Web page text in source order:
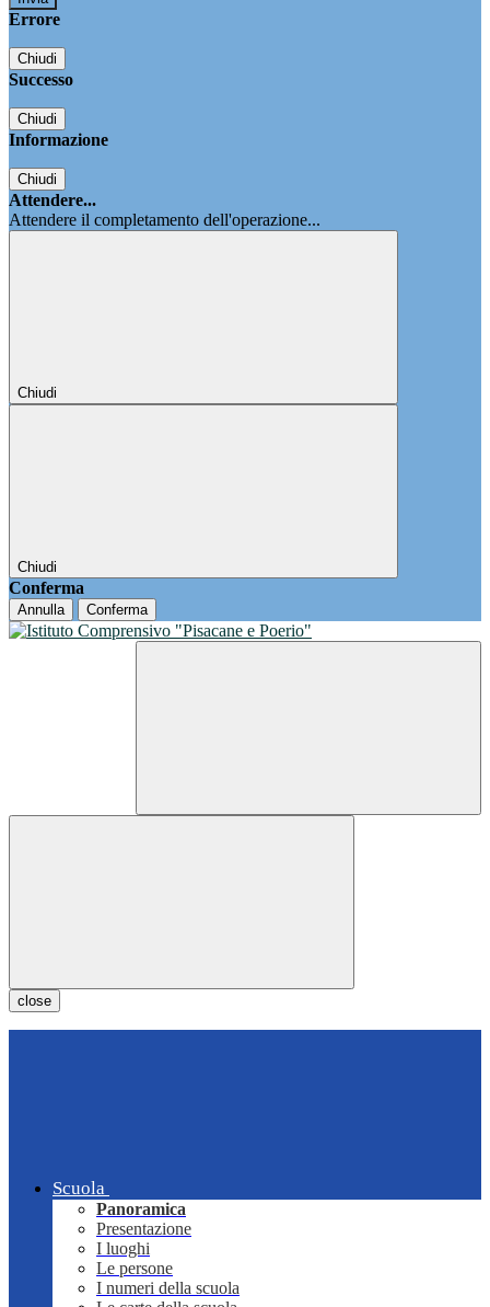
Errore
Chiudi
Successo
Chiudi
Informazione
Chiudi
Attendere...
Attendere il completamento dell'operazione...
Chiudi
Chiudi
Conferma
Annulla Conferma
close
Scuola
Panoramica
Presentazione
I luoghi
Le persone
I numeri della scuola